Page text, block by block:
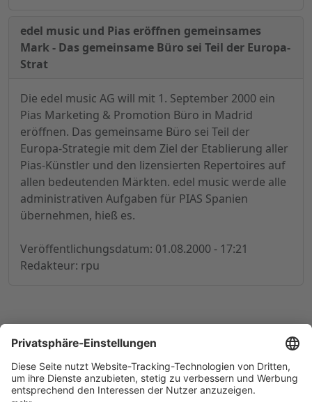
edel music und Pias eröffnen gemeinsames
Mark - Das gemeinsame Büro sei Teil der Europa-
Strat
Die edel music AG will mit 1. September 2000 ein
Pias Marketing & Promotion Büro in Madrid
eröffnen. Das gemeinsame Büro sei Teil der
Europa-Strategie mit dem Ziel der Etablierung aller
Pias-Künstler und den lizensierten Repertoires auf
allen bedeutenden Märkten. edel music werde alle
administrativen Aufgaben für PIAS Spanien
übernehmen, hieß es.
Veröffentlichungsdatum: 01.08.2000 - 17:21
Redakteur: rpu
© 1998-2026by GSC Research GmbH
Datenschutz